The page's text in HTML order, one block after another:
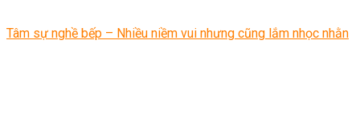
Tâm sự nghề bếp – Nhiều niềm vui nhưng cũng lắm nhọc nhằn